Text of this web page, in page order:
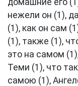
домашние его
нежели он (1),
(1), как он сам
(1), также (1),
это на самом
Теми (1), что
самою (1),